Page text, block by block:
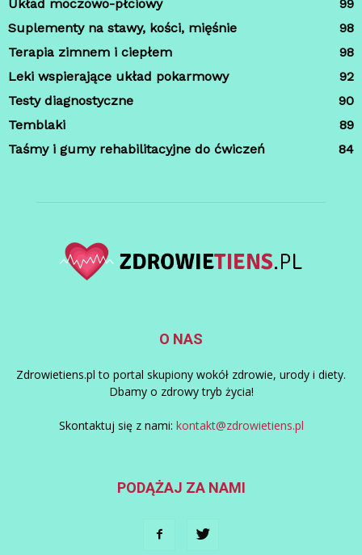
Układ moczowo-płciowy
99
Suplementy na stawy, kości, mięśnie
98
Terapia zimnem i ciepłem
98
Leki wspierające układ pokarmowy
92
Testy diagnostyczne
90
Temblaki
89
Taśmy i gumy rehabilitacyjne do ćwiczeń
84
O NAS
Zdrowietiens.pl to portal skupiony wokół zdrowie, urody i diety.
Dbamy o zdrowy tryb życia!
Skontaktuj się z nami: kontakt@zdrowietiens.pl
PODĄŻAJ ZA NAMI